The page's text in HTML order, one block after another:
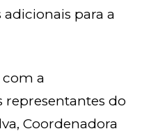
para a
a
representantes do
Coordenadora